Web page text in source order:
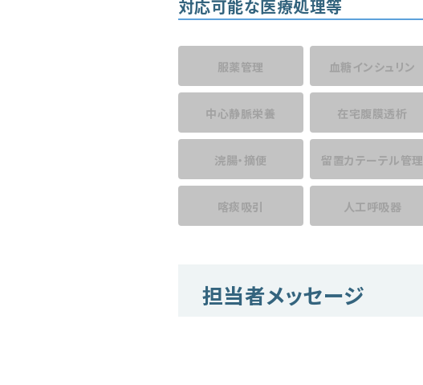
対応可能な医療処理等
服薬管理 血糖インシュリン
中心静脈栄養 在宅腹膜透析
浣腸・摘便 留置カテーテル管理
喀痰吸引 人工呼吸器
担当者メッセージ